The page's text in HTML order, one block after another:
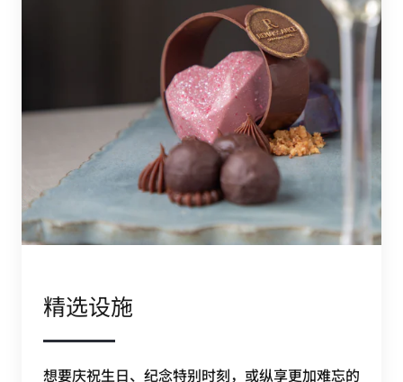
精选设施
想要庆祝生日、纪念特别时刻，或纵享更加难忘的